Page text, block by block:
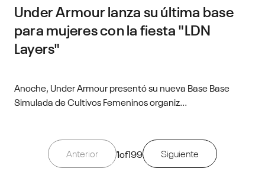
Under Armour lanza su última base
para mujeres con la fiesta "LDN
Layers"
Anoche, Under Armour presentó su nueva Base Base
Simulada de Cultivos Femeninos organiz...
Anterior 1of199 Siguiente